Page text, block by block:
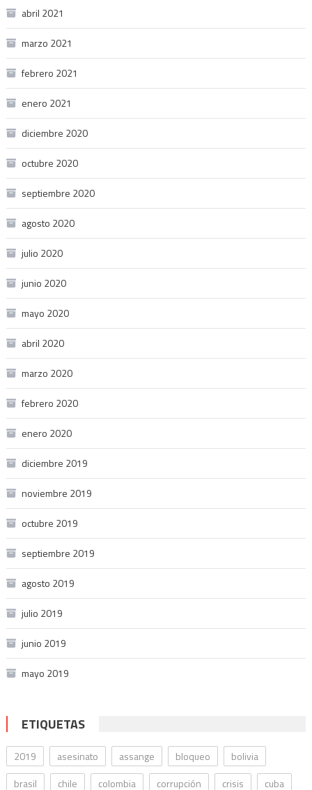
abril 2021
marzo 2021
febrero 2021
enero 2021
diciembre 2020
octubre 2020
septiembre 2020
agosto 2020
julio 2020
junio 2020
mayo 2020
abril 2020
marzo 2020
febrero 2020
enero 2020
diciembre 2019
noviembre 2019
octubre 2019
septiembre 2019
agosto 2019
julio 2019
junio 2019
mayo 2019
ETIQUETAS
2019 asesinato assange bloqueo
bolivia
brasil
chile colombia corrupción crisis cuba